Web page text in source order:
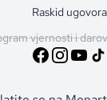
Raskid ugovora
vjernosti i